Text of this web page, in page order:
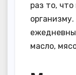
раз то,
масло,